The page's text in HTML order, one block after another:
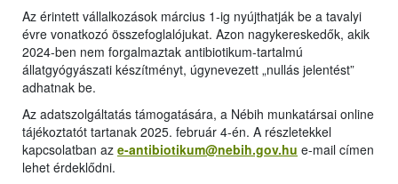
Az érintett vállalkozások március 1-ig nyújthatják be a tavalyi
évre vonatkozó összefoglalójukat. Azon nagykereskedők, akik
2024-ben nem forgalmaztak antibiotikum-tartalmú
állatgyógyászati készítményt, úgynevezett „nullás jelentést”
adhatnak be.
Az adatszolgáltatás támogatására, a Nébih munkatársai online
tájékoztatót tartanak 2025. február 4-én. A részletekkel
kapcsolatban az e-antibiotikum@nebih.gov.hu e-mail címen
lehet érdeklődni.